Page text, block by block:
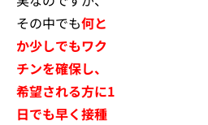
その中でも何と
か少しでもワク
チンを確保し、
希望される方に1
日でも早く接種